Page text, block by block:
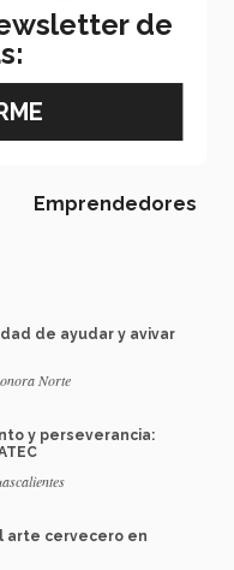
Sonora Norte
, Emprendedores,
Norte,
Norte
Emprendedores
de ayudar y avivar
Norte
y perseverancia:
arte cervecero en
de